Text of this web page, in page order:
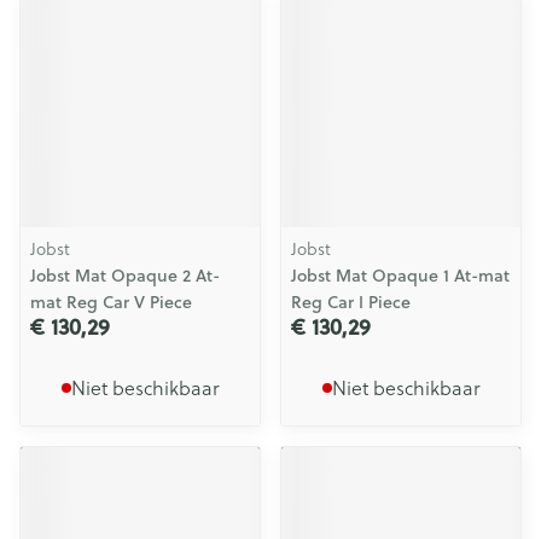
Jobst
Jobst Mat Opaque 2 At-
mat Reg Car V Piece
€ 130,29
Niet beschikbaar
Jobst
Jobst Mat Opaque 1 At-mat
Reg Car I Piece
€ 130,29
Niet beschikbaar